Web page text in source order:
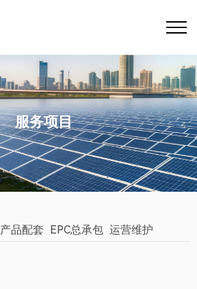
服务项目
产品配套 EPC总承包 运营维护